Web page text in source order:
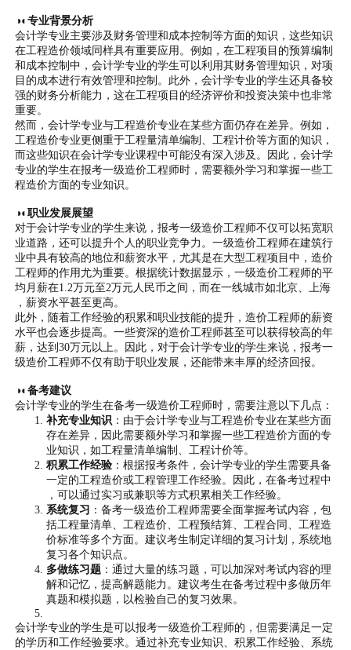
◑◐专业背景分析
会计学专业主要涉及财务管理和成本控制等方面的知识，这些知识
在工程造价领域同样具有重要应用。例如，在工程项目的预算编制
和成本控制中，会计学专业的学生可以利用其财务管理知识，对项
目的成本进行有效管理和控制。此外，会计学专业的学生还具备较
强的财务分析能力，这在工程项目的经济评价和投资决策中也非常
重要。
然而，会计学专业与工程造价专业在某些方面仍存在差异。例如，
工程造价专业更侧重于工程量清单编制、工程计价等方面的知识，
而这些知识在会计学专业课程中可能没有深入涉及。因此，会计学
专业的学生在报考一级造价工程师时，需要额外学习和掌握一些工
程造价方面的专业知识。
◑◐职业发展展望
对于会计学专业的学生来说，报考一级造价工程师不仅可以拓宽职
业道路，还可以提升个人的职业竞争力。一级造价工程师在建筑行
业中具有较高的地位和薪资水平，尤其是在大型工程项目中，造价
工程师的作用尤为重要。根据统计数据显示，一级造价工程师的平
均月薪在1.2万元至2万元人民币之间，而在一线城市如北京、上海
，薪资水平甚至更高。
此外，随着工作经验的积累和职业技能的提升，造价工程师的薪资
水平也会逐步提高。一些资深的造价工程师甚至可以获得较高的年
薪，达到30万元以上。因此，对于会计学专业的学生来说，报考一
级造价工程师不仅有助于职业发展，还能带来丰厚的经济回报。
◑◐备考建议
会计学专业的学生在备考一级造价工程师时，需要注意以下几点：
补充专业知识 ：由于会计学专业与工程造价专业在某些方面
存在差异，因此需要额外学习和掌握一些工程造价方面的专
业知识，如工程量清单编制、工程计价等。
积累工作经验：根据报考条件，会计学专业的学生需要具备
一定的工程造价或工程管理工作经验。因此，在备考过程中
，可以通过实习或兼职等方式积累相关工作经验。
系统复习 ：备考一级造价工程师需要全面掌握考试内容，包
括工程量清单、工程造价、工程预结算、工程合同、工程造
价标准等多个方面。建议考生制定详细的复习计划，系统地
复习各个知识点。
多做练习题 ：通过大量的练习题，可以加深对考试内容的理
解和记忆，提高解题能力。建议考生在备考过程中多做历年
真题和模拟题，以检验自己的复习效果。
会计学专业的学生是可以报考一级造价工程师的，但需要满足一定
的学历和工作经验要求。通过补充专业知识、积累工作经验、系统